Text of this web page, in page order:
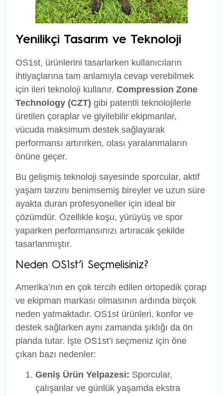
Yenilikçi Tasarım ve Teknoloji
OS1st, ürünlerini tasarlarken kullanıcıların
ihtiyaçlarına tam anlamıyla cevap verebilmek
için ileri teknoloji kullanır. Compression Zone
Technology (CZT) gibi patentli teknolojilerle
üretilen çoraplar ve giyilebilir ekipmanlar,
vücuda maksimum destek sağlayarak
performansı artırırken, olası yaralanmaların
önüne geçer.
Bu gelişmiş teknoloji sayesinde sporcular, aktif
yaşam tarzını benimsemiş bireyler ve uzun süre
ayakta duran profesyoneller için ideal bir
çözümdür. Özellikle koşu, yürüyüş ve spor
yaparken performansınızı artıracak şekilde
tasarlanmıştır.
Neden OS1st’i Seçmelisiniz?
Amerika’nın en çok tercih edilen ortopedik çorap
ve ekipman markası olmasının ardında birçok
neden yatmaktadır. OS1st ürünleri, konfor ve
destek sağlarken aynı zamanda şıklığı da ön
planda tutar. İşte OS1st’i seçmeniz için öne
çıkan bazı nedenler:
Geniş Ürün Yelpazesi: Sporcular,
çalışanlar ve günlük yaşamda ekstra